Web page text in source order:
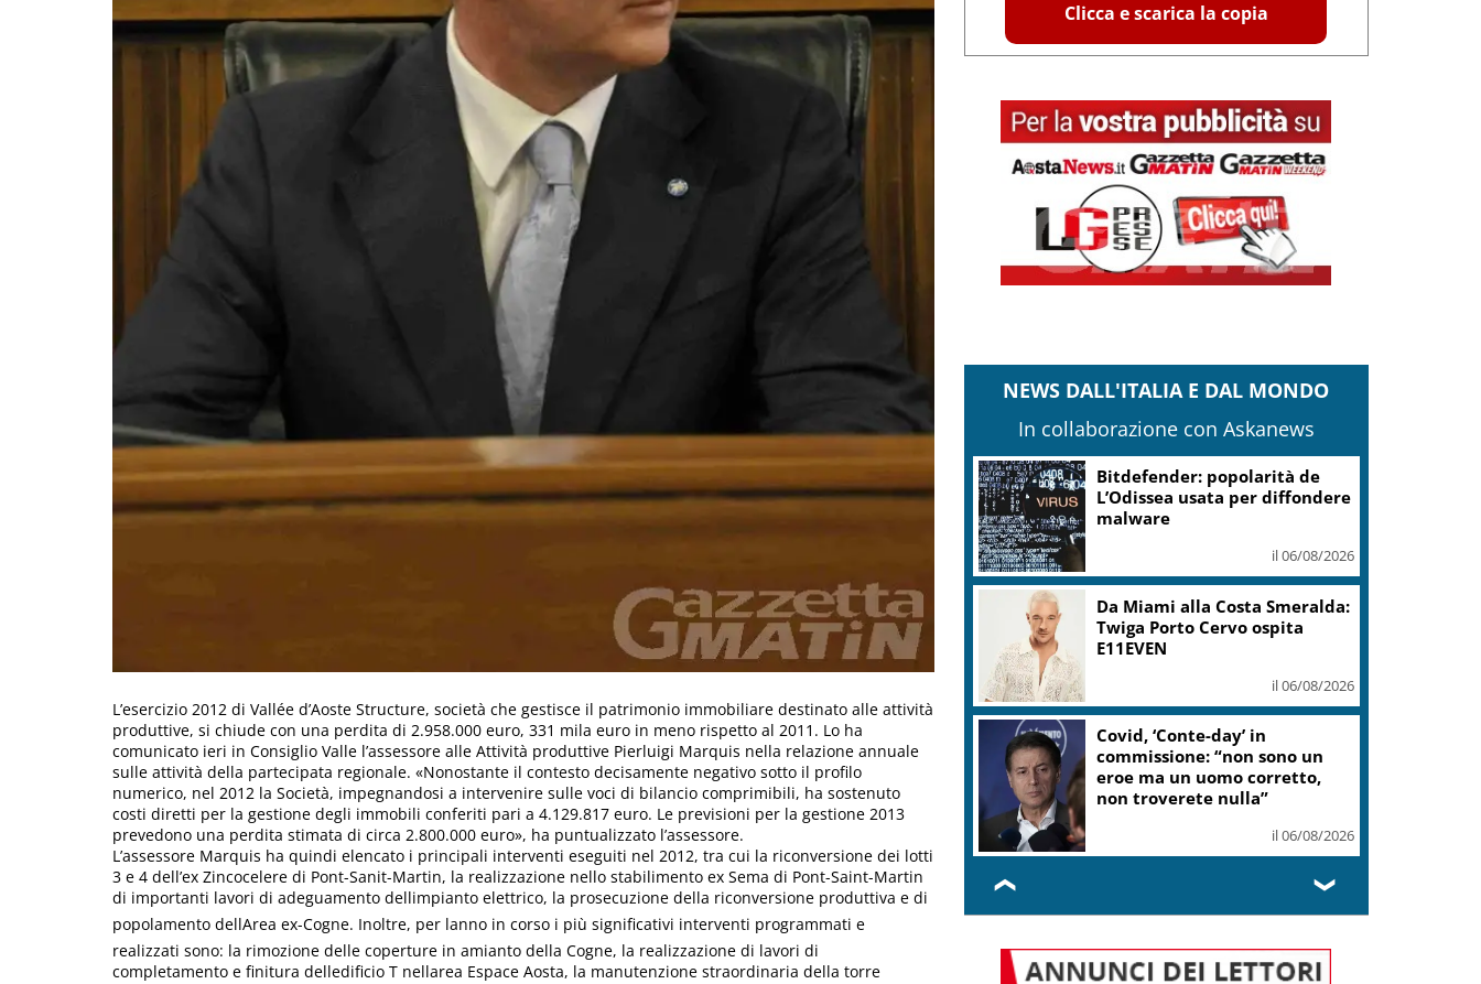
L’esercizio 2012 di Vallée d’Aoste Structure, società che gestisce il patrimonio immobiliare destinato alle attività
produttive, si chiude con una perdita di 2.958.000 euro, 331 mila euro in meno rispetto al 2011. Lo ha
comunicato ieri in Consiglio Valle l’assessore alle Attività produttive Pierluigi Marquis nella relazione annuale
sulle attività della partecipata regionale. «Nonostante il contesto decisamente negativo sotto il profilo
numerico, nel 2012 la Società, impegnandosi a intervenire sulle voci di bilancio comprimibili, ha sostenuto
costi diretti per la gestione degli immobili conferiti pari a 4.129.817 euro. Le previsioni per la gestione 2013
prevedono una perdita stimata di circa 2.800.000 euro», ha puntualizzato l’assessore.
L’assessore Marquis ha quindi elencato i principali interventi eseguiti nel 2012, tra cui la riconversione dei lotti
3 e 4 dell’ex Zincocelere di Pont-Sanit-Martin, la realizzazione nello stabilimento ex Sema di Pont-Saint-Martin
di importanti lavori di adeguamento dellimpianto elettrico, la prosecuzione della riconversione produttiva e di
popolamento dellArea ex-Cogne. Inoltre, per lanno in corso i più significativi interventi programmati e
realizzati sono: la rimozione delle coperture in amianto della Cogne, la realizzazione di lavori di
completamento e finitura delledificio T nellarea Espace Aosta, la manutenzione straordinaria della torre
Clicca e scarica la copia
NEWS DALL'ITALIA E DAL MONDO
In collaborazione con Askanews
Bitdefender: popolarità de
L’Odissea usata per diffondere
malware
il 06/08/2026
Da Miami alla Costa Smeralda:
Twiga Porto Cervo ospita
E11EVEN
il 06/08/2026
Covid, ‘Conte-day’ in
commissione: “non sono un
eroe ma un uomo corretto,
non troverete nulla”
il 06/08/2026
❮ ❯